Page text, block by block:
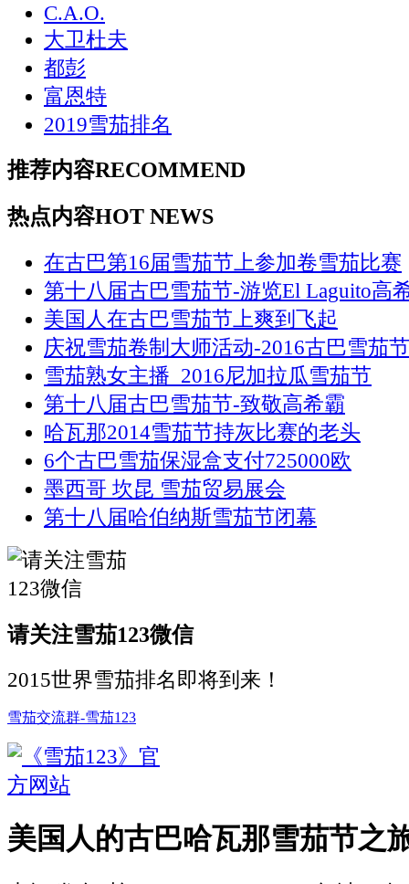
C.A.O.
大卫杜夫
都彭
富恩特
2019雪茄排名
推荐内容RECOMMEND
热点内容HOT NEWS
在古巴第16届雪茄节上参加卷雪茄比赛
第十八届古巴雪茄节-游览El Laguito高
美国人在古巴雪茄节上爽到飞起
庆祝雪茄卷制大师活动-2016古巴雪茄
雪茄熟女主播_2016尼加拉瓜雪茄节
第十八届古巴雪茄节-致敬高希霸
哈瓦那2014雪茄节持灰比赛的老头
6个古巴雪茄保湿盒支付725000欧
墨西哥 坎昆 雪茄贸易展会
第十八届哈伯纳斯雪茄节闭幕
请关注雪茄123微信
2015世界雪茄排名即将到来！
雪茄交流群-雪茄123
美国人的古巴哈瓦那雪茄节之